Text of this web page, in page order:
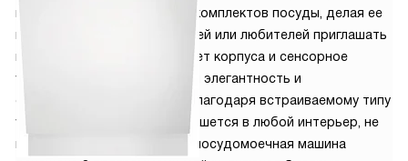
позволяет загружать до 15 комплектов посуды, делая ее
идеальной для больших семей или любителей приглашать
гостей. Стильный черный цвет корпуса и сенсорное
управление придают модели элегантность и
современность. При этом, благодаря встраиваемому типу
установки, она идеально впишется в любой интерьер, не
нарушая его гармонию. Эта посудомоечная машина